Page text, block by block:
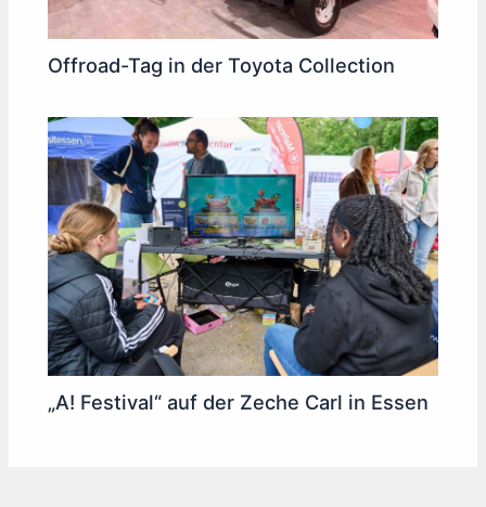
Offroad-Tag in der Toyota Collection
„A! Festival“ auf der Zeche Carl in Essen